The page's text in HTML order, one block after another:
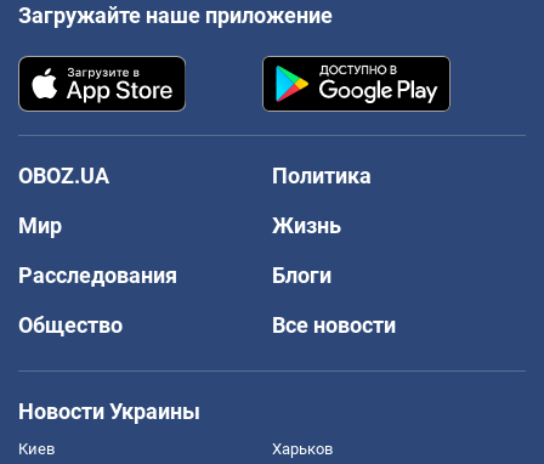
Загружайте наше приложение
OBOZ.UA
Политика
Мир
Жизнь
Расследования
Блоги
Общество
Все новости
Новости Украины
Киев Харьков